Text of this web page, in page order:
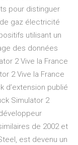
pour distinguer
gaz électricité
utilisant un
des données
2 Vive la France
2 Vive la France
d’extension publié
Simulator 2
de 2002 et
est devenu un